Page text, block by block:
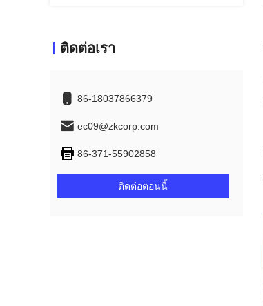
ติดต่อเรา
86-18037866379
ec09@zkcorp.com
86-371-55902858
ติดต่อตอนนี้